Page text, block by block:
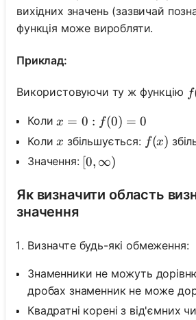
вихідних значень (зазвичай
функція може виробляти.
Приклад:
Використовуючи ту ж функцію f
Колиx=0: f(0)=0
x = 0 : f(0) = 0
Колиx
x збільшується: f(x)
f(x)
Значення: [0, \infty)
[0, ∞)
Як визначити область
значення
Визначте будь-які обмеження:
Знаменники не можуть
дробах знаменник не може
Квадратні корені з від'ємних